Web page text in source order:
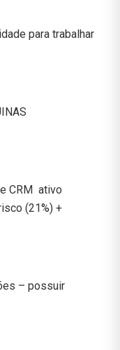
para trabalhar
CRM ativo
(21%) +
– possuir